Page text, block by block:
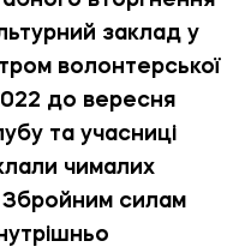
заклад у
волонтерської
до вересня
та учасниці
чималих
силам